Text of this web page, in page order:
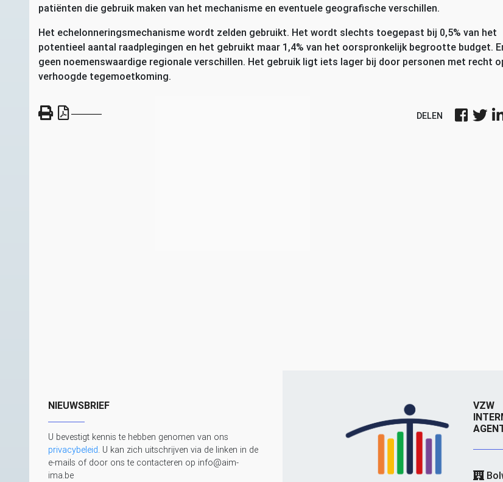
patiënten die gebruik maken van het mechanisme en eventuele geografische verschillen.
Het echelonneringsmechanisme wordt zelden gebruikt. Het wordt slechts toegepast bij 0,5% van het
potentieel aantal raadplegingen en het gebruikt maar 1,4% van het oorspronkelijk begrootte budget.
geen noemenswaardige regionale verschillen. Het gebruik ligt iets lager bij door personen met recht
verhoogde tegemoetkoming.
DELEN
NIEUWSBRIEF
U bevestigt kennis te hebben genomen van ons
privacybeleid. U kan zich uitschrijven via de linken in de
e-mails of door ons te contacteren op info@aim-
ima.be
VZW